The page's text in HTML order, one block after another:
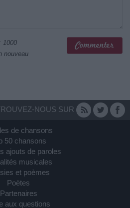
1000
nouveau
NOUS SUR
de chansons
50 chansons
ajouts de paroles
musicales
et poèmes
Poètes
Partenaires
aux questions